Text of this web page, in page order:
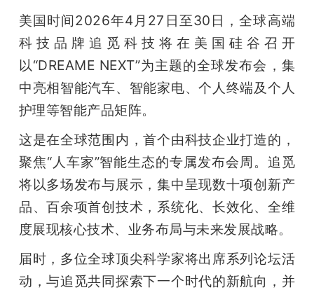
开
课
活
动
中
心
GAIR
美国时间2026年4月27日至30日，全球高端
科技品牌追觅科技将在美国硅谷召开
以“DREAME NEXT”为主题的全球发布会，集
中亮相智能汽车、智能家电、个人终端及个人
护理等智能产品矩阵。
这是在全球范围内，首个由科技企业打造的，
聚焦“人车家”智能生态的专属发布会周。追觅
将以多场发布与展示，集中呈现数十项创新产
品、百余项首创技术，系统化、长效化、全维
度展现核心技术、业务布局与未来发展战略。
届时，多位全球顶尖科学家将出席系列论坛活
动，与追觅共同探索下一个时代的新航向，并